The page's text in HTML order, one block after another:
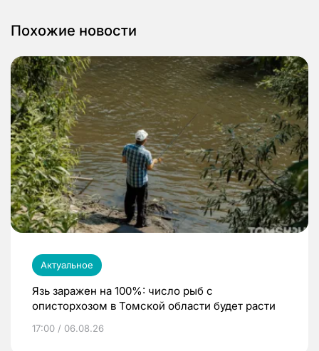
Похожие новости
Актуальное
Язь заражен на 100%: число рыб с
описторхозом в Томской области будет расти
17:00 / 06.08.26